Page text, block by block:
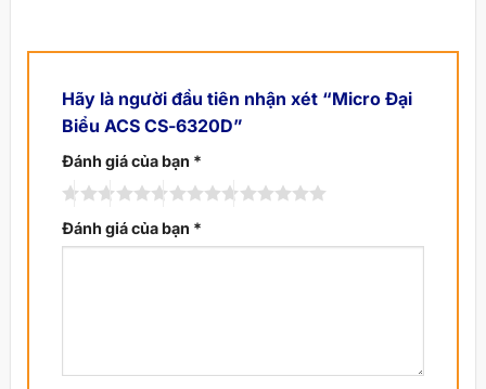
Hãy là người đầu tiên nhận xét “Micro Đại
Biểu ACS CS-6320D”
Đánh giá của bạn *
Đánh giá của bạn *